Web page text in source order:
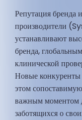
Репутация бренда
производители
устанавливают
бренда,
клинической
Новые конкуренты
этом
важным моментом
заботящихся о